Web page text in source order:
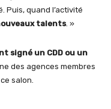
Puis, quand l’activité
talents. »
signé un CDD ou un
des agences membres
salon.